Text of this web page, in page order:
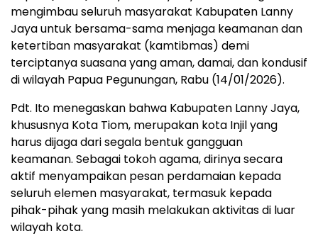
mengimbau seluruh masyarakat Kabupaten Lanny
Jaya untuk bersama-sama menjaga keamanan dan
ketertiban masyarakat (kamtibmas) demi
terciptanya suasana yang aman, damai, dan kondusif
di wilayah Papua Pegunungan, Rabu (14/01/2026).
Pdt. Ito menegaskan bahwa Kabupaten Lanny Jaya,
khususnya Kota Tiom, merupakan kota Injil yang
harus dijaga dari segala bentuk gangguan
keamanan. Sebagai tokoh agama, dirinya secara
aktif menyampaikan pesan perdamaian kepada
seluruh elemen masyarakat, termasuk kepada
pihak-pihak yang masih melakukan aktivitas di luar
wilayah kota.